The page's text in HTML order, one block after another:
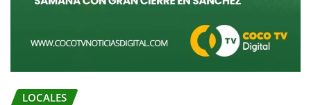
LOCALES